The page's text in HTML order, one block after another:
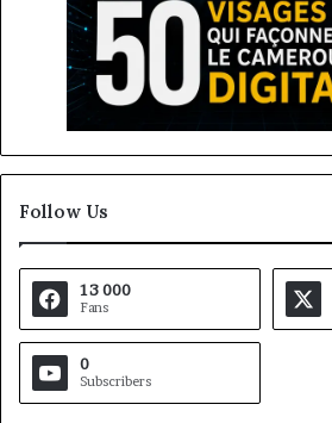
Follow Us
13 000
Fans
0
Subscribers